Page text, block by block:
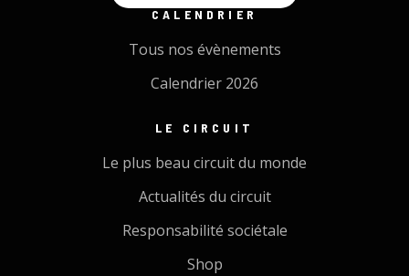
CALENDRIER
Tous nos évènements
Calendrier 2026
LE CIRCUIT
Le plus beau circuit du monde
Actualités du circuit
Responsabilité sociétale
Shop